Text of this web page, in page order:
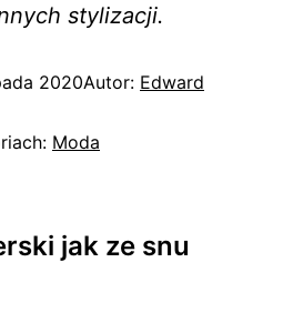
stylizacji.
2020Autor: Edward
Moda
jak ze snu